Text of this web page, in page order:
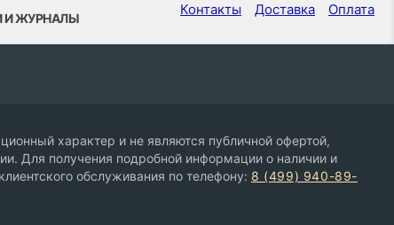
И ЖУРНАЛЫ
Контакты Доставка Оплата
характер и не являются публичной офертой,
Для получения подробной информации о наличии и
обслуживания по телефону: 8 (499) 940-89-